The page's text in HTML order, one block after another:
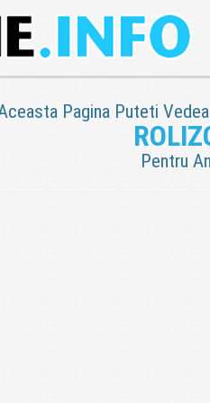
Pagina Puteti
Pentru